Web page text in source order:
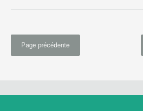
Page précédente